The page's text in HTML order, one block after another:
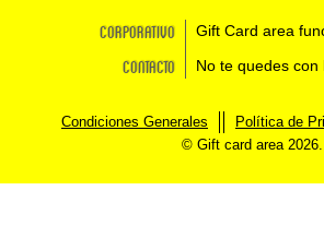
Corporativo Gift Card area
Contacto No te quedes
Condiciones Generales Política de
© Gift card area